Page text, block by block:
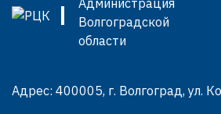
Адрес: 400005, г. Волгоград, ул.